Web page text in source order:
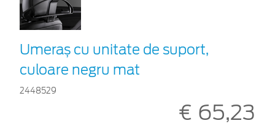
Umeraș cu unitate de suport,
culoare negru mat
2448529
€ 65,23